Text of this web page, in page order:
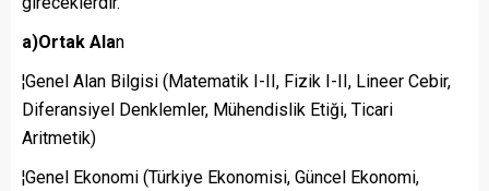
a)Ortak Alan
¦Genel Alan Bilgisi (Matematik I-II, Fizik I-II, Lineer Cebir,
Diferansiyel Denklemler, Mühendislik Etiği, Ticari
Aritmetik)
¦Genel Ekonomi (Türkiye Ekonomisi, Güncel Ekonomi,